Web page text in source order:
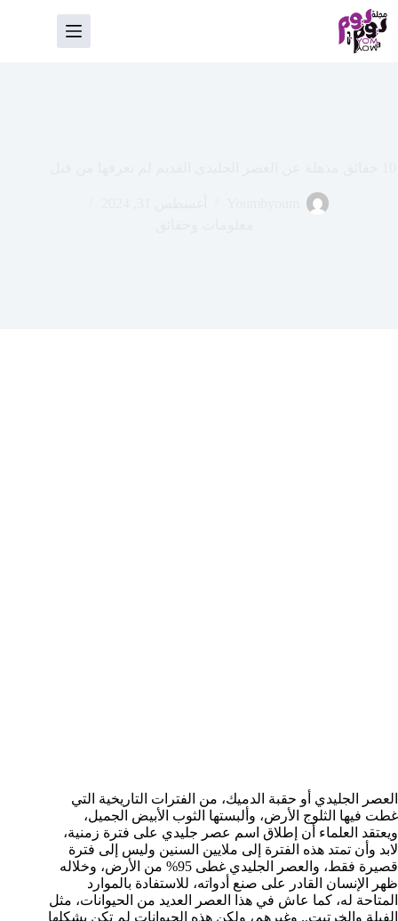
التجاوز
إلى
المحتوى
العصر الجليدي أو حقبة الدميك، من الفترات التاريخية التي
غطت فيها الثلوج الأرض، وألبستها الثوب الأبيض الجميل،
ويعتقد العلماء أن إطلاق اسم عصر جليدي على فترة زمنية،
لابد وأن تمتد هذه الفترة إلى ملايين السنين وليس إلى فترة
قصيرة فقط، والعصر الجليدي غطى 95% من الأرض، وخلاله
ظهر الإنسان القادر على صنع أدواته، للاستفادة بالموارد
المتاحة له، كما عاش في هذا العصر العديد من الحيوانات، مثل
الفيلة والخرتيت.. وغيرهم، ولكن هذه الحيوانات لم تكن بشكلها